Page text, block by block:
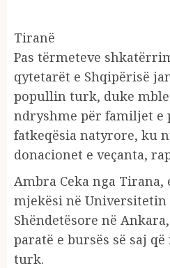
Tiranë
Pas tërmeteve
qytetarët e Shqipërisë
popullin turk, duke
ndryshme për familjet e
fatkeqësia natyrore, ku
donacionet e veçanta,
Ambra Ceka nga
mjekësi në Universitetin
Shëndetësore në
paratë e bursës së saj
turk.